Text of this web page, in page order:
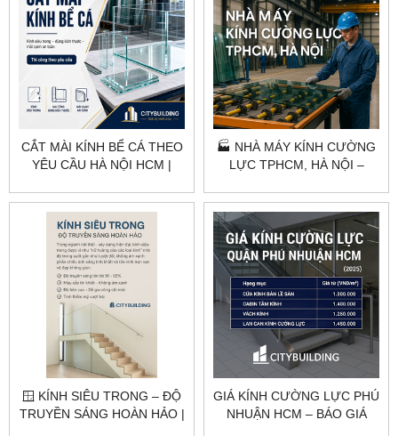
CẮT MÀI KÍNH BỂ CÁ THEO
YÊU CẦU HÀ NỘI HCM |
🏭 NHÀ MÁY KÍNH CƯỜNG
LỰC TPHCM, HÀ NỘI –
🪟 KÍNH SIÊU TRONG – ĐỘ
TRUYỀN SÁNG HOÀN HẢO |
GIÁ KÍNH CƯỜNG LỰC PHÚ
NHUẬN HCM – BÁO GIÁ